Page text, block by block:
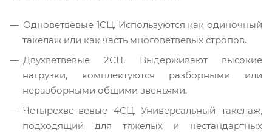
Одноветвевые 1СЦ. Используются как одиночный
такелаж или как часть многоветвевых стропов.
Двухветвевые 2СЦ. Выдерживают высокие
нагрузки, комплектуются разборными или
неразборными общими звеньями.
Четырехветвевые 4СЦ. Универсальный такелаж,
подходящий для тяжелых и нестандартных